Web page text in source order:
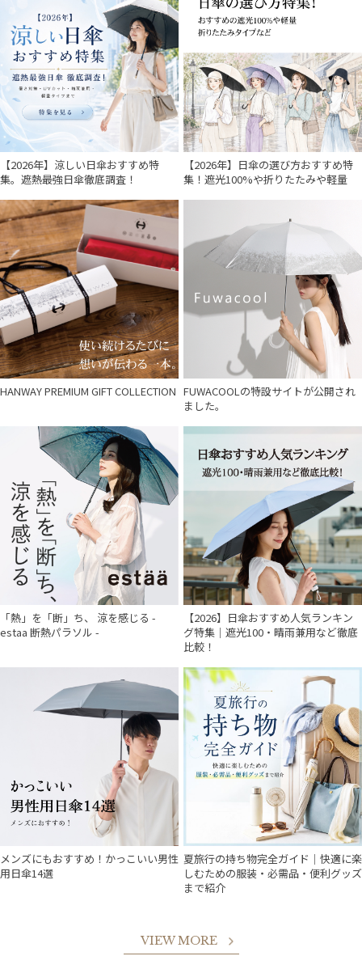
【2026年】涼しい日傘おすすめ特
集。遮熱最強日傘徹底調査！
【2026年】日傘の選び方おすすめ特
集！遮光100%や折りたたみや軽量
HANWAY PREMIUM GIFT COLLECTION FUWACOOLの特設サイトが公開され
ました。
「熱」を「断」ち、 涼を感じる -
estaa 断熱パラソル -
【2026】日傘おすすめ人気ランキン
グ特集｜遮光100・晴雨兼用など徹底
比較！
メンズにもおすすめ！かっこいい男性
用日傘14選
夏旅行の持ち物完全ガイド｜快適に楽
しむための服装・必需品・便利グッズ
まで紹介
VIEW MORE